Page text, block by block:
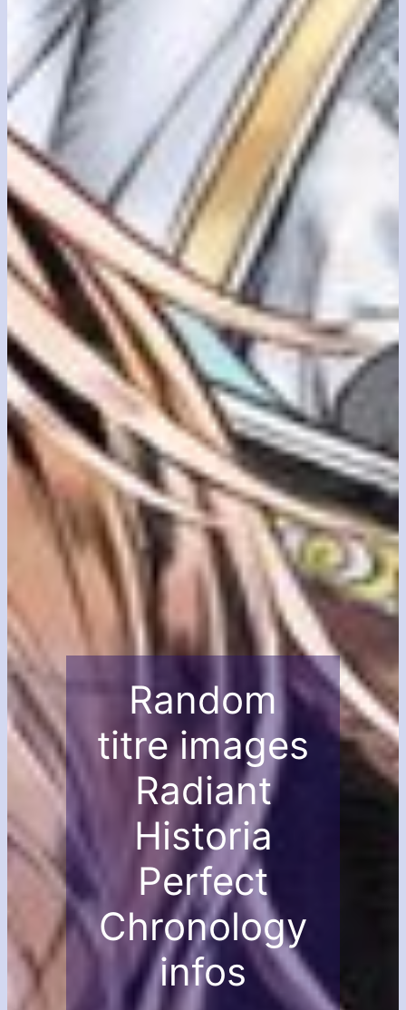
Random
titre images
Radiant
Historia
Perfect
Chronology
infos